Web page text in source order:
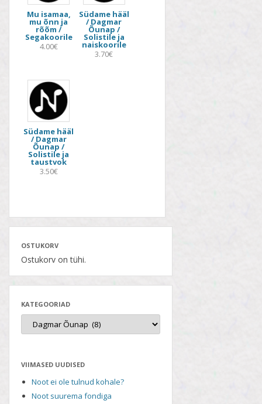
Mu isamaa,
mu õnn ja
rõõm /
Segakoorile
4.00€
Südame hääl
/ Dagmar
Õunap /
Solistile ja
naiskoorile
3.70€
Südame hääl
/ Dagmar
Õunap /
Solistile ja
taustvok
3.50€
OSTUKORV
Ostukorv on tühi.
KATEGOORIAD
VIIMASED UUDISED
Noot ei ole tulnud kohale?
Noot suurema fondiga